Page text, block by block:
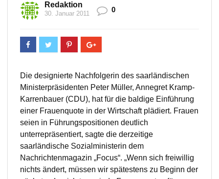
Redaktion
30. Januar 2011 0
Die designierte Nachfolgerin des saarländischen
Ministerpräsidenten Peter Müller, Annegret Kramp-
Karrenbauer (CDU), hat für die baldige Einführung
einer Frauenquote in der Wirtschaft plädiert. Frauen
seien in Führungspositionen deutlich
unterrepräsentiert, sagte die derzeitige
saarländische Sozialministerin dem
Nachrichtenmagazin „Focus“. „Wenn sich freiwillig
nichts ändert, müssen wir spätestens zu Beginn der